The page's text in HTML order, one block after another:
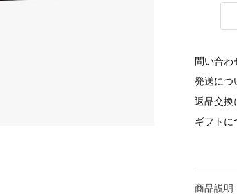
問い合わ
発送につ
返品交換
ギフトに
商品説明